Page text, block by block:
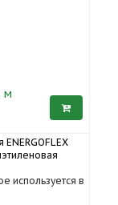
м
используется в